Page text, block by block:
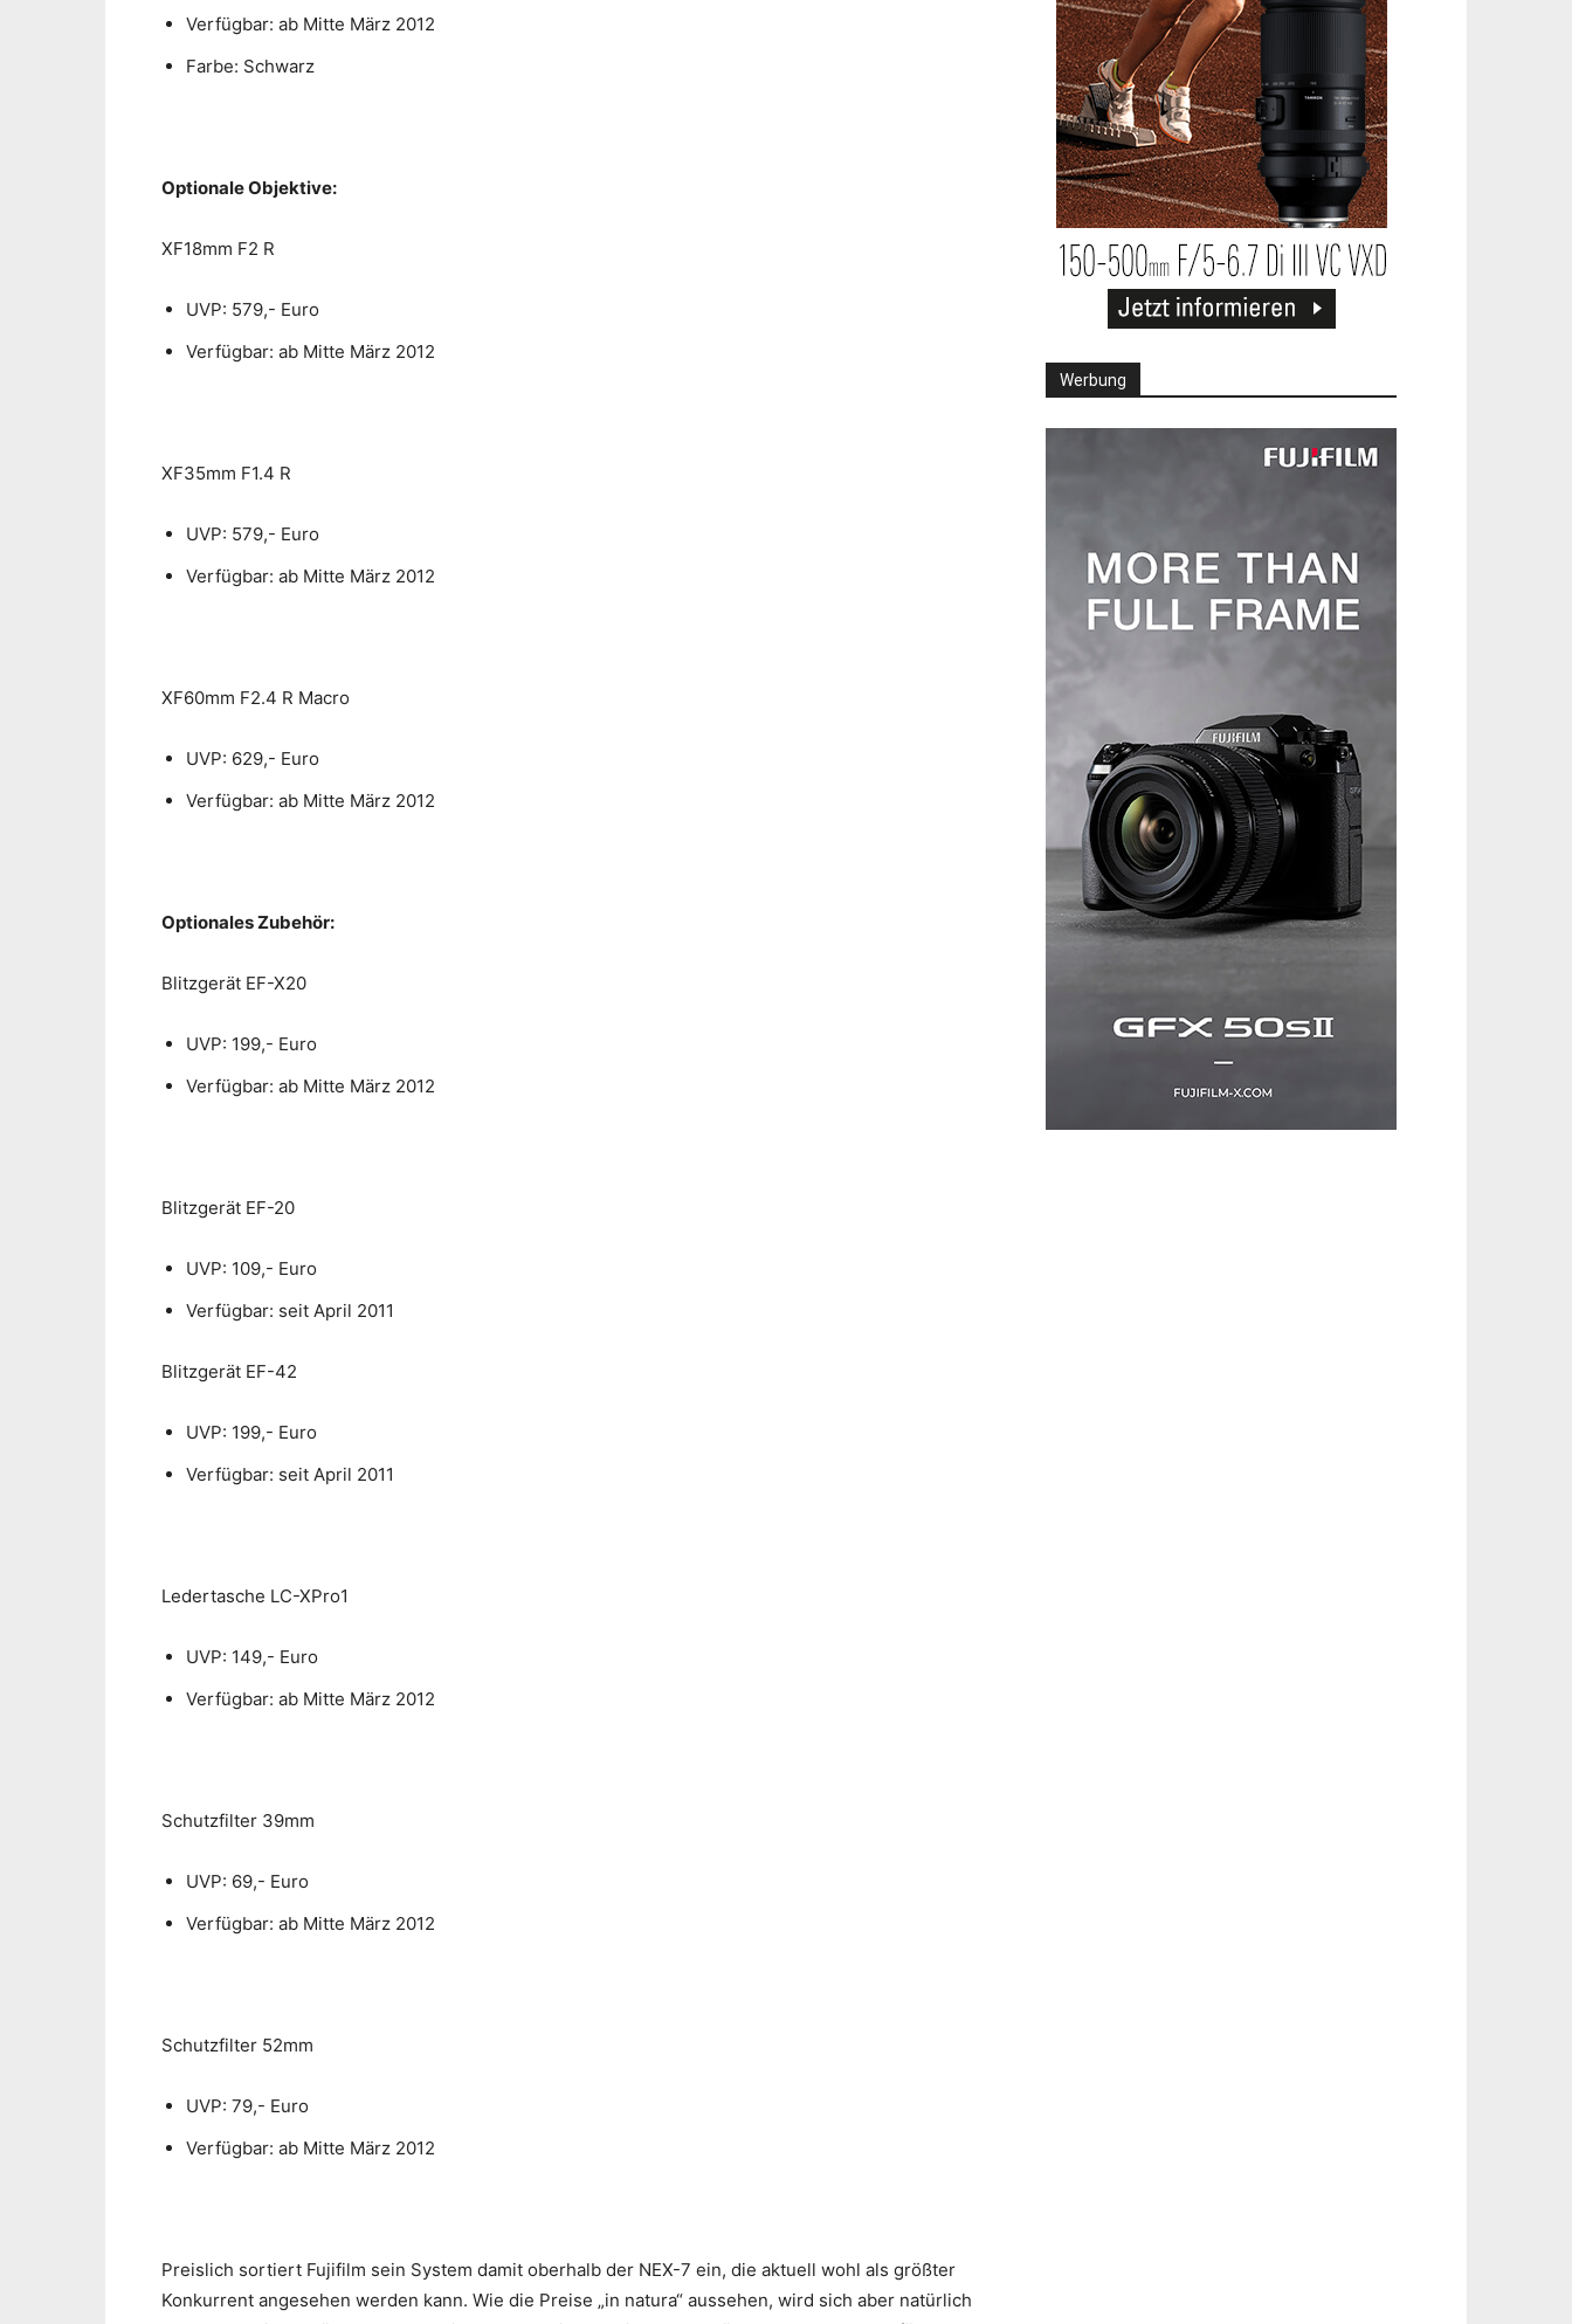
Verfügbar: ab Mitte März 2012
Farbe: Schwarz
Optionale Objektive:
XF18mm F2 R
UVP: 579,- Euro
Verfügbar: ab Mitte März 2012
XF35mm F1.4 R
UVP: 579,- Euro
Verfügbar: ab Mitte März 2012
XF60mm F2.4 R Macro
UVP: 629,- Euro
Verfügbar: ab Mitte März 2012
Optionales Zubehör:
Blitzgerät EF-X20
UVP: 199,- Euro
Verfügbar: ab Mitte März 2012
Blitzgerät EF-20
UVP: 109,- Euro
Verfügbar: seit April 2011
Blitzgerät EF-42
UVP: 199,- Euro
Verfügbar: seit April 2011
Ledertasche LC-XPro1
UVP: 149,- Euro
Verfügbar: ab Mitte März 2012
Schutzfilter 39mm
UVP: 69,- Euro
Verfügbar: ab Mitte März 2012
Schutzfilter 52mm
UVP: 79,- Euro
Verfügbar: ab Mitte März 2012
Preislich sortiert Fujifilm sein System damit oberhalb der NEX-7 ein, die aktuell wohl als größter
Konkurrent angesehen werden kann. Wie die Preise „in natura“ aussehen, wird sich aber natürlich
Werbung